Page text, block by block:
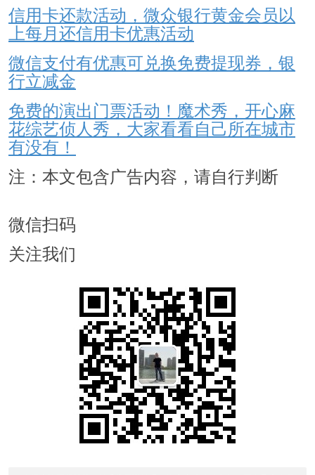
信用卡还款活动，微众银行黄金会员以
上每月还信用卡优惠活动
微信支付有优惠可兑换免费提现券，银
行立减金
免费的演出门票活动！魔术秀，开心麻
花综艺侦人秀，大家看看自己所在城市
有没有！
注：本文包含广告内容，请自行判断
微信扫码
关注我们